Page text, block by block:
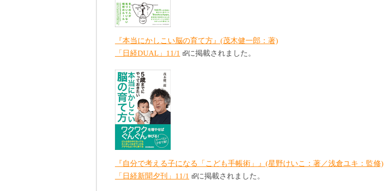
『本当にかしこい脳の育て方』(茂木健一郎：著)
「日経DUAL」11/1
に掲載されました。
『自分で考える子になる「こども手帳術」』(星野けいこ：著／浅倉ユキ：監修)
「日経新聞夕刊」11/1
に掲載されました。